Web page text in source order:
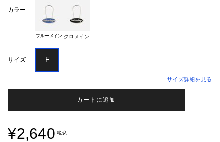
カラー
ブルーメイン クロメイン
サイズ F
サイズ詳細を見る
カートに追加
¥2,640 税込